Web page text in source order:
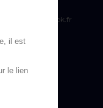
il est
le lien
LES-BAINS